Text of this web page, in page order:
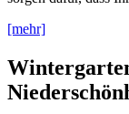
[mehr]